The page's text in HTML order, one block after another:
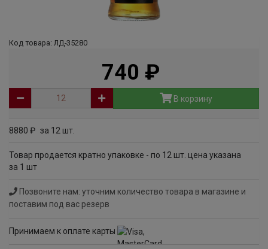
Код товара: ЛД-35280
740
В корзину
8880 руб
за 12 шт.
Товар продается кратно упаковке - по 12 шт. цена указана
за 1 шт
Позвоните нам: уточним количество товара в магазине и
поставим под вас резерв
Принимаем к оплате карты